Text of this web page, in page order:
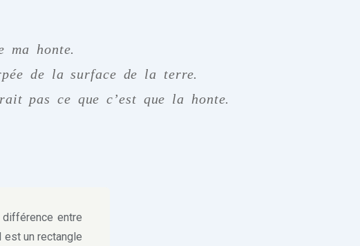
ma honte.
de la surface de la terre.
pas ce que c’est que la honte.
entre
est un rectangle